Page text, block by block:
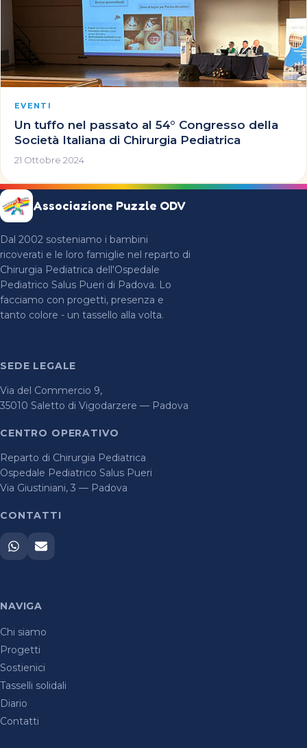
EVENTI
Un tuffo nel passato al 54° Congresso della
Società Italiana di Chirurgia Pediatrica
21 Ottobre 2024
Associazione Puzzle ODV
Dal 2002 sosteniamo i bambini
ricoverati e le loro famiglie nel reparto di
Chirurgia Pediatrica dell'Ospedale
Pediatrico Salus Pueri di Padova. Lo
facciamo con progetti, presenza e
tanto colore - un tassello alla volta.
SEDE LEGALE
Via del Commercio 9,
35010 Saletto di Vigodarzere — Padova
CENTRO OPERATIVO
Reparto di Chirurgia Pediatrica
Ospedale Pediatrico Salus Pueri
Via Giustiniani, 3 — Padova
CONTATTI
NAVIGA
Chi siamo
Progetti
Sostienici
Tasselli solidali
Diario
Contatti